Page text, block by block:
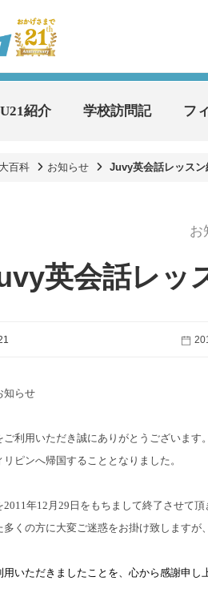
紹介 学校訪問記 フ
百科 お知らせ Juvy英会話レッス
お
英会話レッ
知らせ
利用いただき誠にありがとうございます。
ピンへ帰国することとなりました。
2011年12 月 29 日をもちまして終了させて頂
くの方に大変ご迷惑をお掛け致しますが
用 いただきましたことを、 心から感謝申 し